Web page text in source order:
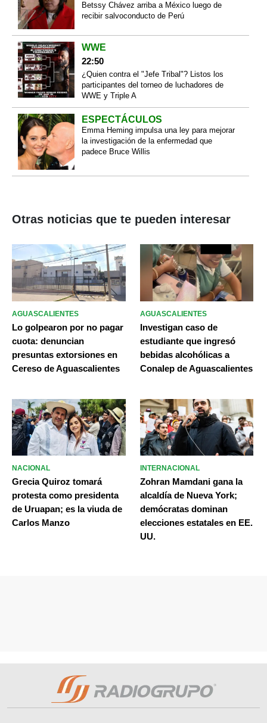
Betssy Chávez arriba a México luego de
recibir salvoconducto de Perú
WWE
22:50
¿Quien contra el "Jefe Tribal"? Listos los
participantes del torneo de luchadores de
WWE y Triple A
ESPECTÁCULOS
Emma Heming impulsa una ley para mejorar
la investigación de la enfermedad que
padece Bruce Willis
Otras noticias que te pueden interesar
AGUASCALIENTES
Lo golpearon por no pagar
cuota: denuncian
presuntas extorsiones en
Cereso de Aguascalientes
AGUASCALIENTES
Investigan caso de
estudiante que ingresó
bebidas alcohólicas a
Conalep de Aguascalientes
NACIONAL
Grecia Quiroz tomará
protesta como presidenta
de Uruapan; es la viuda de
Carlos Manzo
INTERNACIONAL
Zohran Mamdani gana la
alcaldía de Nueva York;
demócratas dominan
elecciones estatales en EE.
UU.